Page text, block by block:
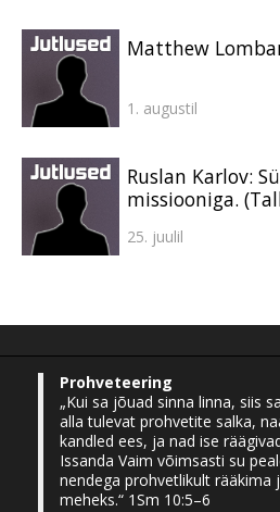
Matthew
1. augustil
Ruslan Karlov:
missiooniga.
25. juulil
Prohveteering
„Kui sa jõuad sinna linna, siis
alla tulevat prohvetite salka,
kandled ees, ja nad ise
Issanda Vaim võimsasti su
nendega prohvetlikult rääkima
meheks.“ 1Sm 10:5–6